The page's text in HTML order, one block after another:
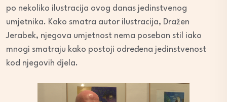
po nekoliko ilustracija ovog danas jedinstvenog
umjetnika. Kako smatra autor ilustracija, Dražen
Jerabek, njegova umjetnost nema poseban stil iako
mnogi smatraju kako postoji određena jedinstvenost
kod njegovih djela.